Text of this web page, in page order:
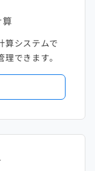
算システムで
できます。